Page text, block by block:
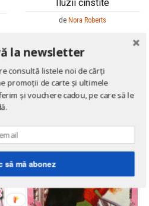
Iluzii cinstite
de Nora Roberts
la newsletter
consultă listele noi de cărți
promoții de carte și ultimele
și vouchere cadou, pe care să le
să mă abonez